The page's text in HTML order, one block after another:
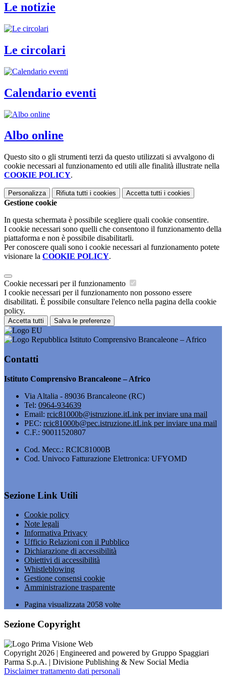
Le notizie
Le circolari
Calendario eventi
Albo online
Questo sito o gli strumenti terzi da questo utilizzati si avvalgono di
cookie necessari al funzionamento ed utili alle finalità illustrate nella
COOKIE POLICY.
Personalizza Rifiuta tutti i cookies Accetta tutti i cookies
Gestione cookie
In questa schermata è possibile scegliere quali cookie consentire.
I cookie necessari sono quelli che consentono il funzionamento della
piattaforma e non è possibile disabilitarli.
Per conoscere quali sono i cookie necessari al funzionamento potete
visionare la COOKIE POLICY.
Cookie necessari per il funzionamento
I cookie necessari per il funzionamento non possono essere
disabilitati. È possibile consultare l'elenco nella pagina della cookie
policy.
Accetta tutti Salva le preferenze
Istituto Comprensivo Brancaleone – Africo
Contatti
Istituto Comprensivo Brancaleone – Africo
Via Altalia - 89036 Brancaleone (RC)
Tel: 0964-934639
Email: rcic81000b@istruzione.itLink per inviare una mail
PEC: rcic81000b@pec.istruzione.itLink per inviare una mail
C.F.: 90011520807
Cod. Mecc.: RCIC81000B
Cod. Univoco Fatturazione Elettronica: UFYOMD
Sezione Link Utili
Cookie policy
Note legali
Informativa Privacy
Ufficio Relazioni con il Pubblico
Dichiarazione di accessibilità
Obiettivi di accessibilità
Whistleblowing
Gestione consensi cookie
Amministrazione trasparente
Pagina visualizzata 2058 volte
Sezione Copyright
Copyright 2026 | Engineered and powered by Gruppo Spaggiari
Parma S.p.A. | Divisione Publishing & New Social Media
Disclaimer trattamento dati personali